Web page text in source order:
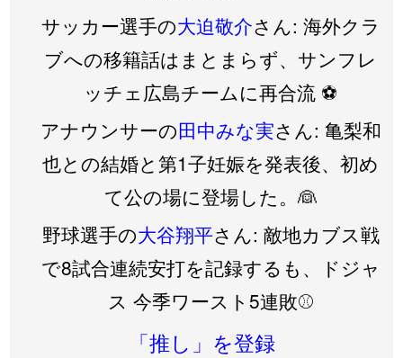
サッカー選手の大迫敬介さん: 海外クラ
ブへの移籍話はまとまらず、サンフレ
ッチェ広島チームに再合流 ⚽️
アナウンサーの田中みな実さん: 亀梨和
也との結婚と第1子妊娠を発表後、初め
て公の場に登場した。👰
野球選手の大谷翔平さん: 敵地カブス戦
で8試合連続安打を記録するも、ドジャ
ス 今季ワースト5連敗⚾️
「推し」を登録